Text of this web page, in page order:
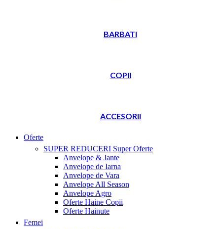
BARBATI
COPII
ACCESORII
Oferte
SUPER REDUCERI Super Oferte
Anvelope & Jante
Anvelope de Iarna
Anvelope de Vara
Anvelope All Season
Anvelope Agro
Oferte Haine Copii
Oferte Hainute
Femei